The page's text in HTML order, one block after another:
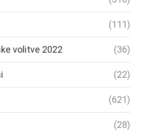
(111)
volitve 2022 (36)
(22)
(621)
(28)